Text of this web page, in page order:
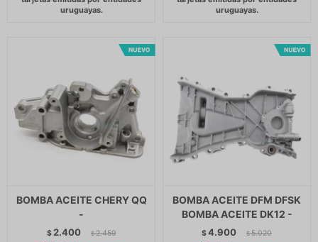
BOMBA ACEITE CHERY QQ
-
$ 2.400 $ 2.459
BOMBA ACEITE DFM DFSK
BOMBA ACEITE DK12 -
$4.900 $ 5.020